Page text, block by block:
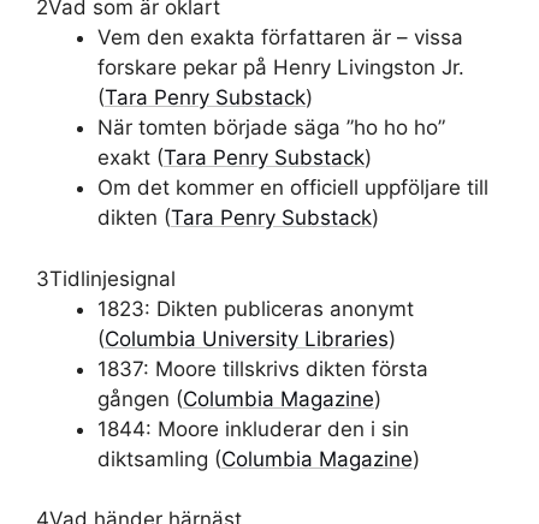
2Vad som är oklart
Vem den exakta författaren är – vissa
forskare pekar på Henry Livingston Jr.
(Tara Penry Substack)
När tomten började säga ”ho ho ho”
exakt (Tara Penry Substack)
Om det kommer en officiell uppföljare till
dikten (Tara Penry Substack)
3Tidlinjesignal
1823: Dikten publiceras anonymt
(Columbia University Libraries)
1837: Moore tillskrivs dikten första
gången (Columbia Magazine)
1844: Moore inkluderar den i sin
diktsamling (Columbia Magazine)
4Vad händer härnäst